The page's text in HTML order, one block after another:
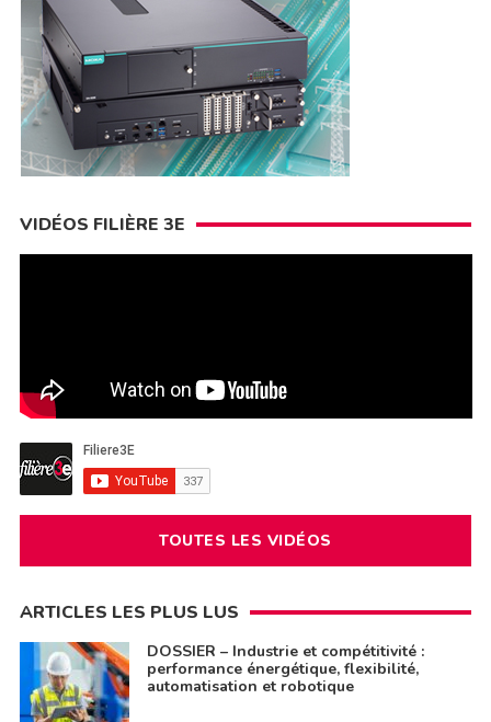
VIDÉOS FILIÈRE 3E
TOUTES LES VIDÉOS
ARTICLES LES PLUS LUS
DOSSIER – Industrie et compétitivité :
performance énergétique, flexibilité,
automatisation et robotique